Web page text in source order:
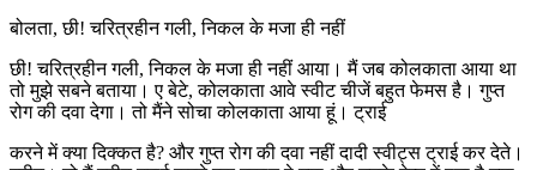
बोलता, छी! चरित्रहीन गली, निकल के मजा ही नहीं
छी! चरित्रहीन गली, निकल के मजा ही नहीं आया। मैं जब कोलकाता आया था
तो मुझे सबने बताया। ए बेटे, कोलकाता आवे स्वीट चीजें बहुत फेमस है। गुप्त
रोग की दवा देगा। तो मैंने सोचा कोलकाता आया हूं। ट्राई
करने में क्या दिक्कत है? और गुप्त रोग की दवा नहीं दादी स्वीट्स ट्राई कर देते।